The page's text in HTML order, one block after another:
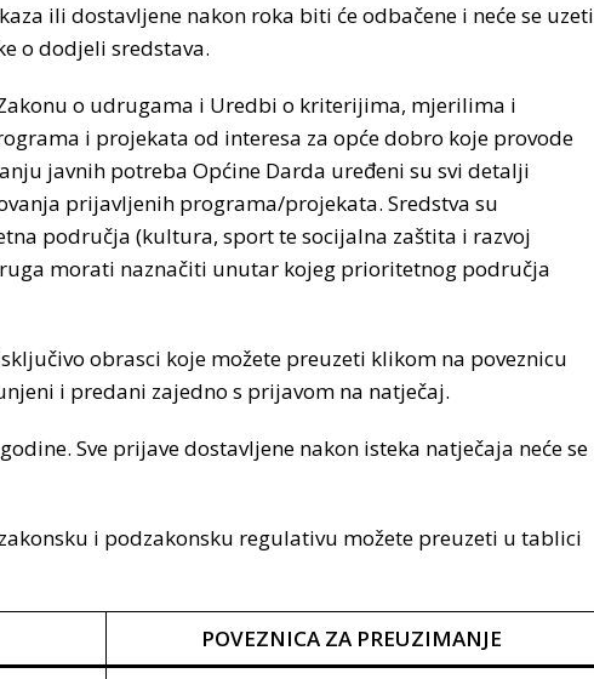
ili dostavljene nakon roka biti će odbačene i neće se uzeti
o dodjeli sredstava.
o udrugama i Uredbi o kriterijima, mjerilima i
i projekata od interesa za opće dobro koje provode
javnih potreba Općine Darda uređeni su svi detalji
prijavljenih programa/projekata. Sredstva su
područja (kultura, sport te socijalna zaštita i razvoj
morati naznačiti unutar kojeg prioritetnog područja
obrasci koje možete preuzeti klikom na poveznicu
i predani zajedno s prijavom na natječaj.
Sve prijave dostavljene nakon isteka natječaja neće se
i podzakonsku regulativu možete preuzeti u tablici
POVEZNICA ZA PREUZIMANJE